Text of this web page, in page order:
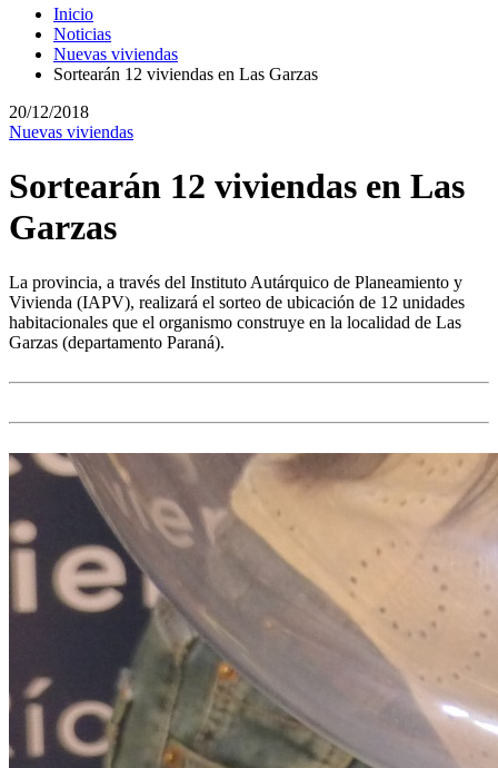
Inicio
Noticias
Nuevas viviendas
Sortearán 12 viviendas en Las Garzas
20/12/2018
Nuevas viviendas
Sortearán 12 viviendas en Las
Garzas
La provincia, a través del Instituto Autárquico de Planeamiento y
Vivienda (IAPV), realizará el sorteo de ubicación de 12 unidades
habitacionales que el organismo construye en la localidad de Las
Garzas (departamento Paraná).